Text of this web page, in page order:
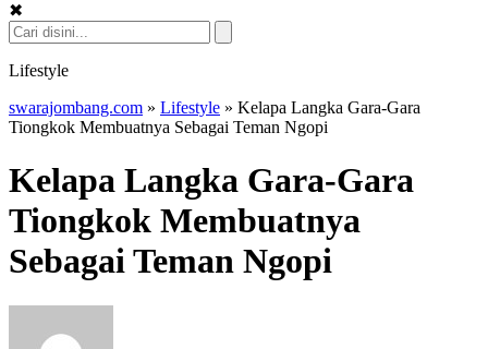
✖
Lifestyle
swarajombang.com » Lifestyle » Kelapa Langka Gara-Gara
Tiongkok Membuatnya Sebagai Teman Ngopi
Kelapa Langka Gara-Gara
Tiongkok Membuatnya
Sebagai Teman Ngopi